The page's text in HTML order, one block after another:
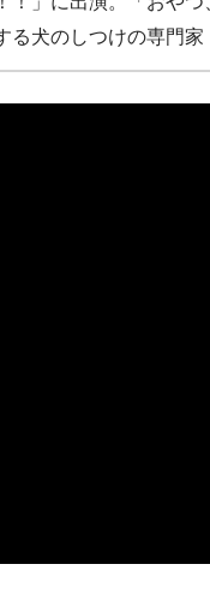
る犬のしつけの専門家